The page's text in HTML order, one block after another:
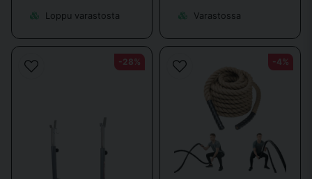
Loppu varastosta Varastossa
-28% -4%